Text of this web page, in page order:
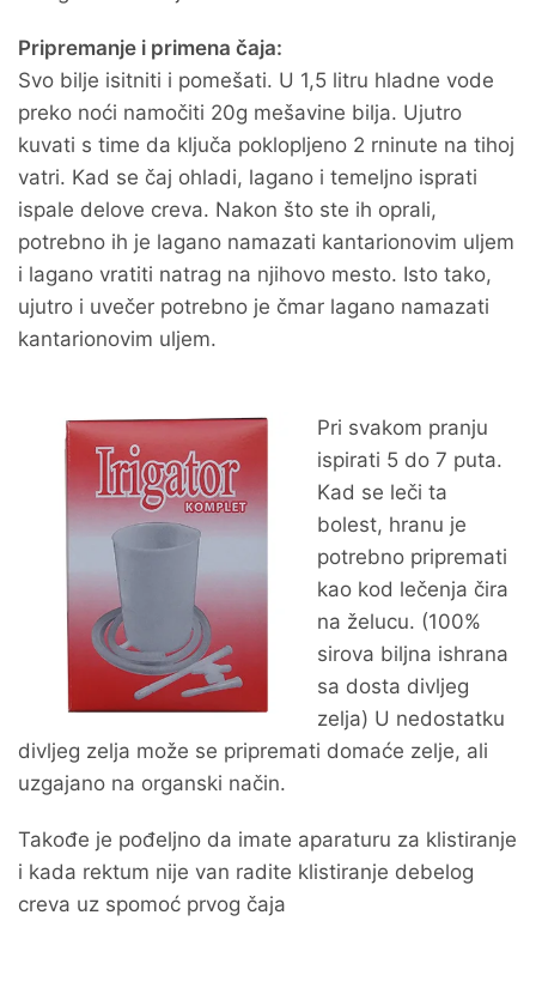
Pripremanje i primena čaja:
Svo bilje isitniti i pomešati. U 1,5 litru hladne vode
preko noći namočiti 20g mešavine bilja. Ujutro
kuvati s time da ključa poklopljeno 2 rninute na tihoj
vatri. Kad se čaj ohladi, lagano i temeljno isprati
ispale delove creva. Nakon što ste ih oprali,
potrebno ih je lagano namazati kantarionovim uljem
i lagano vratiti natrag na njihovo mesto. Isto tako,
ujutro i uvečer potrebno je čmar lagano namazati
kantarionovim uljem.
Pri svakom pranju
ispirati 5 do 7 puta.
Kad se leči ta
bolest, hranu je
potrebno pripremati
kao kod lečenja čira
na želucu. (100%
sirova biljna ishrana
sa dosta divljeg
zelja) U nedostatku
divljeg zelja može se pripremati domaće zelje, ali
uzgajano na organski način.
Takođe je pođeljno da imate aparaturu za klistiranje
i kada rektum nije van radite klistiranje debelog
creva uz spomoć prvog čaja